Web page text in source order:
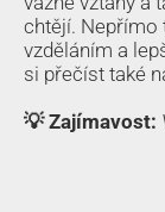
chtějí. Nepřímo
vzděláním a
si přečíst také
💡 Zajímavost: